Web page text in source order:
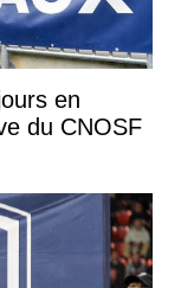
en
du CNOSF